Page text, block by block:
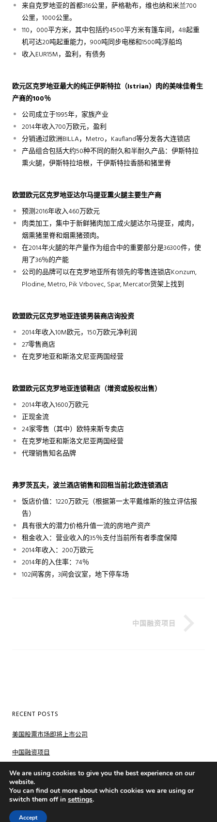
来自克罗地亚的首都316公里，萨格勒布，维也纳和米兰700
公里，1000公里。
110，000平方米，其中包括约4500平方米有篷车间，48起重
机可达20吨起重能力，900吨同步电梯和1500吨浮船坞
收入EUR15M，盈利，有债务
欧元区克罗地亚最大的纯正伊斯特拉（Istrian）肉的美味佳肴生
产商的100％
公司成立于1995年，家族产业
2014年收入700万欧元，盈利
分销通过欧洲BILLA，Metro，Kaufland等分发各大连锁店
产品组合包括大约50种不同的耐久和半耐久产品：伊斯特拉
熏火腿，伊斯特拉培根，干伊斯特拉香肠和猪里脊
欧盟欧元区克罗地亚达尔马提亚熏火腿主要生产商
预测2016年收入460万欧元
肉类加工，集中于新鲜猪肉加工成火腿达尔马提亚，咸肉，
烟熏猪里脊和烟熏猪颈肉。
在2014年火腿的年产量作为组合中的重要部分是36300件，使
用了36％的产能
公司的品牌可以在克罗地亚所有领先的零售连锁店Konzum,
Plodine, Metro, Pik Vrbovec, Spar, Mercator货架上找到
欧盟欧元区克罗地亚连锁男装商店询投资
2014年收入10M欧元，150万欧元净利润
27零售商店
在克罗地亚和斯洛文尼亚两国经营
欧盟欧元区克罗地亚连锁鞋店（增资或股权出售）
2014年收入1600万欧元
正现金流
24家零售（其中）欧特来斯专卖店
在克罗地亚和斯洛文尼亚两国经营
代理销售知名品牌
弗罗茨瓦夫，波兰酒店销售和回租当前北欧连锁酒店
饭店价值：1220万欧元（根据第一太平戴维斯的独立评估报
告）
具有很大的潜力价格升值一流的房地产资产
租金收入：营业收入的35％支付当前所有者季度保障
2014年收入：200万欧元
2014年的入住率：74％
102间客房，3间会议室，地下停车场
中国融资项目
RECENT POSTS
美国股票市场即将上市公司
中国融资项目
欧州投资项目
We are using cookies to give you the best experience on our
website.
You can find out more about which cookies we are using or
switch them off in settings.
Accept